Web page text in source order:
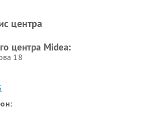
Midea
центра
центра Midea:
18